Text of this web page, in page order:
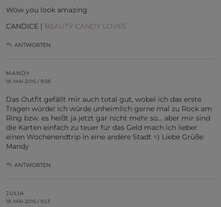
Wow you look amazing
CANDICE | BEAUTY CANDY LOVES
ANTWORTEN
MANDY
18. MAI 2015 / 9:38
Das Outfit gefällt mir auch total gut, wobei ich das erste
Tragen würde! Ich würde unheimlich gerne mal zu Rock am
Ring bzw. es heißt ja jetzt gar nicht mehr so… aber mir sind
die Karten einfach zu teuer für das Geld mach ich lieber
einen Wochenendtrip in eine andere Stadt =) Liebe Grüße
Mandy
ANTWORTEN
JULIA
18. MAI 2015 / 9:23